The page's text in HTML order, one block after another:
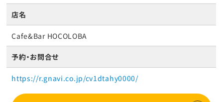
店名
Cafe&Bar HOCOLOBA
予約・お問合せ
https://r.gnavi.co.jp/cv1dtahy0000/